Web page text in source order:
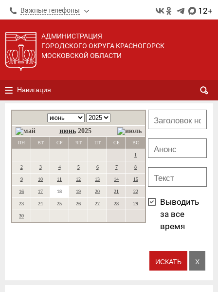
Важные телефоны 12+
АДМИНИСТРАЦИЯ
ГОРОДСКОГО ОКРУГА КРАСНОГОРСК
МОСКОВСКОЙ ОБЛАСТИ
Навигация
июнь 2025
ПН ВТ СР ЧТ ПТ СБ ВС
1
2 3 4 5 6 7 8
9 10 11 12 13 14 15
16 17 18 19 20 21 22
23 24 25 26 27 28 29
30
Выводить
за все
время